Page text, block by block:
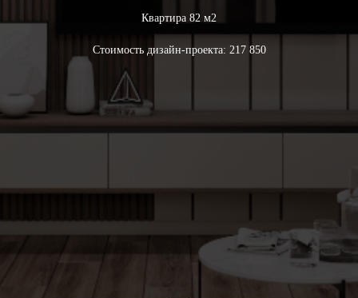
Квартира 82 м2
Стоимость дизайн-проекта: 217 850